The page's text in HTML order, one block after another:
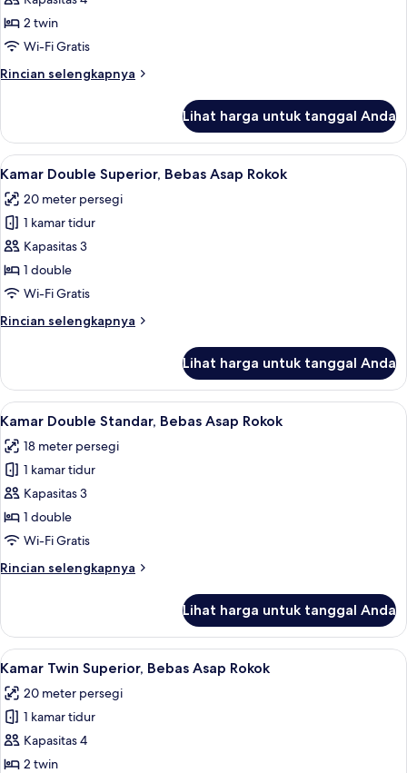
Twin,
Bebas
Rokok
2 twin
Wi-Fi Gratis
Rincian selengkapnya
Rincian
Kamar
Twin,
Bebas
Rokok
Lihat harga untuk tanggal Anda
Lihat
semua
foto
untuk
Kamar
Double
Superior,
Asap
Tirai kedap cahaya, Wi-Fi gratis, dan
4
Kamar Double Superior, Bebas Asap Rokok
20 meter persegi
1 kamar tidur
Kapasitas 3
1 double
Wi-Fi Gratis
Rincian selengkapnya
Rincian
Kamar
Double
Superior,
Asap
Rokok
Lihat harga untuk tanggal Anda
Lihat
semua
foto
untuk
Kamar
Double
Standar,
Asap
Tirai kedap cahaya, Wi-Fi gratis, dan
4
Kamar Double Standar, Bebas Asap Rokok
18 meter persegi
1 kamar tidur
Kapasitas 3
1 double
Wi-Fi Gratis
Rincian selengkapnya
Rincian
Kamar
Double
Standar,
Asap
Rokok
Lihat harga untuk tanggal Anda
Lihat
semua
foto
untuk
Kamar
Twin
Tirai kedap cahaya, Wi-Fi gratis, dan
4
Kamar Twin Superior, Bebas Asap Rokok
20 meter persegi
1 kamar tidur
Kapasitas 4
2 twin